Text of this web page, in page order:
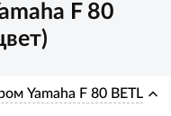
F 80
Yamaha F 80 BETL